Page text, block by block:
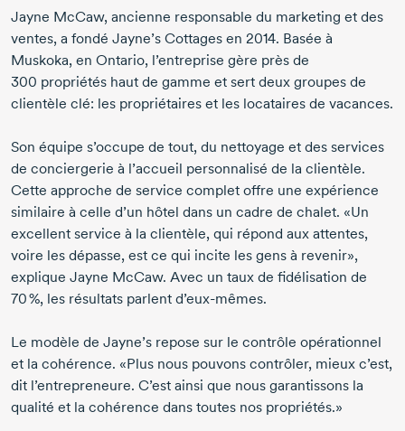
Jayne McCaw, ancienne responsable du marketing et des
ventes, a fondé Jayne’s Cottages en 2014. Basée à
Muskoka, en Ontario, l’entreprise gère près de
300 propriétés haut de gamme et sert deux groupes de
clientèle clé: les propriétaires et les locataires de vacances.
Son équipe s’occupe de tout, du nettoyage et des services
de conciergerie à l’accueil personnalisé de la clientèle.
Cette approche de service complet offre une expérience
similaire à celle d’un hôtel dans un cadre de chalet. «Un
excellent service à la clientèle, qui répond aux attentes,
voire les dépasse, est ce qui incite les gens à revenir»,
explique Jayne McCaw. Avec un taux de fidélisation de
70 %, les résultats parlent d’eux-mêmes.
Le modèle de Jayne’s repose sur le contrôle opérationnel
et la cohérence. «Plus nous pouvons contrôler, mieux c’est,
dit l’entrepreneure. C’est ainsi que nous garantissons la
qualité et la cohérence dans toutes nos propriétés.»